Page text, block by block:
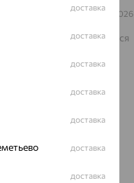
дом «Кристалл»,2009 – 2026
ресурсе применяются
доставка
доставка
доставка
доставка
доставка
доставка
доставка